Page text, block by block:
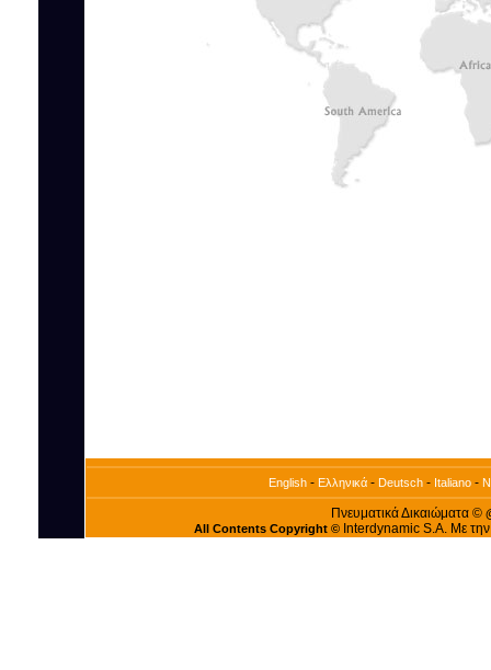
English - Ελληνικά - Deutsch - Italiano -
Πνευματικά Δικαιώματα ©
All Contents Copyright © Interdynamic S.A. Με